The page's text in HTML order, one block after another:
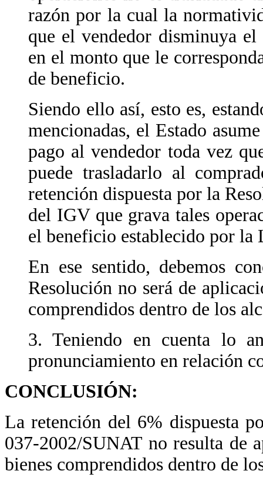
razón por la cual la
que el vendedor disminuya
en el monto que le
de beneficio.
Siendo ello así, esto es,
mencionadas, el Estado
pago al vendedor toda vez
puede trasladarlo al
retención dispuesta por la
del IGV que grava tales
el beneficio establecido por la
En ese sentido, debemos
Resolución no será de
comprendidos dentro de los
3. Teniendo en cuenta lo
pronunciamiento en relación
CONCLUSIÓN:
La retención del 6% dispuesta
037-2002/SUNAT no resulta de
bienes comprendidos dentro de